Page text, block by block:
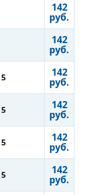
142
руб.
142
руб.
5 142
руб.
5 142
руб.
5 142
руб.
5 142
руб.